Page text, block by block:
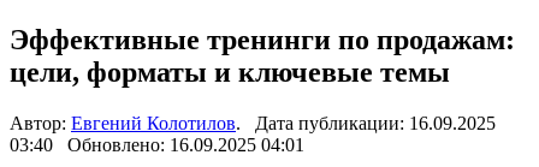
Эффективные тренинги по продажам:
цели, форматы и ключевые темы
Автор: Евгений Колотилов. Дата публикации: 16.09.2025
03:40 Обновлено: 16.09.2025 04:01